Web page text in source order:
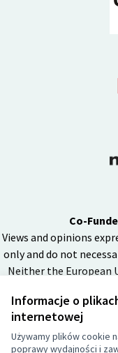
Informacje o
internetowej
Używamy plików cookie
poprawy wydajności i
Co-
Views and opinions
only and do not
Neither the European